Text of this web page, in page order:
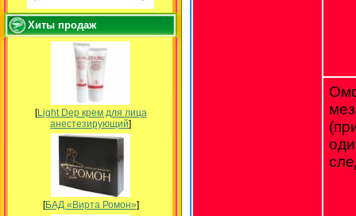
Хиты продаж
[Light Dep крем для лица
анестезирующий]
[БАД «Вирта Ромон»]